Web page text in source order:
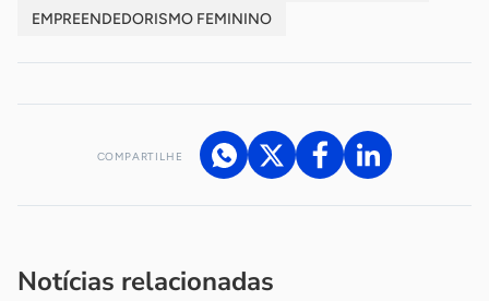
EMPREENDEDORISMO FEMININO
COMPARTILHE
Notícias relacionadas